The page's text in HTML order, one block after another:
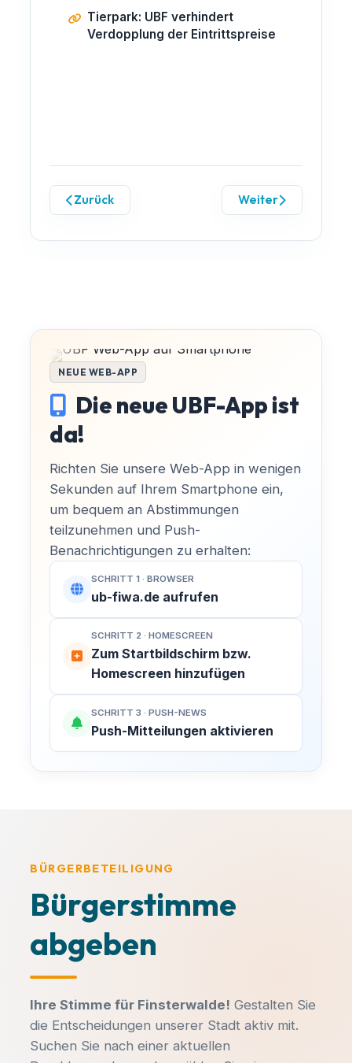
Tierpark: UBF verhindert
Verdopplung der Eintrittspreise
Zurück Weiter
NEUE WEB-APP
Die neue UBF-App ist
da!
Richten Sie unsere Web-App in wenigen
Sekunden auf Ihrem Smartphone ein,
um bequem an Abstimmungen
teilzunehmen und Push-
Benachrichtigungen zu erhalten:
SCHRITT 1 · BROWSER
ub-fiwa.de aufrufen
SCHRITT 2 · HOMESCREEN
Zum Startbildschirm bzw.
Homescreen hinzufügen
SCHRITT 3 · PUSH-NEWS
Push-Mitteilungen aktivieren
BÜRGERBETEILIGUNG
Bürgerstimme
abgeben
Ihre Stimme für Finsterwalde! Gestalten Sie
die Entscheidungen unserer Stadt aktiv mit.
Suchen Sie nach einer aktuellen
KATEGORIE
Veranstaltungstitel
-
Kommunalpolitik entscheidet über den
Spielplatz um die Ecke, neue
Radwege und die Entwicklung unserer
Sängerstadt. Bei uns engagieren sich
Bürger für Bürger – ganz ohne
Parteibuch, Fraktionszwang oder
ideologische Vorgaben.